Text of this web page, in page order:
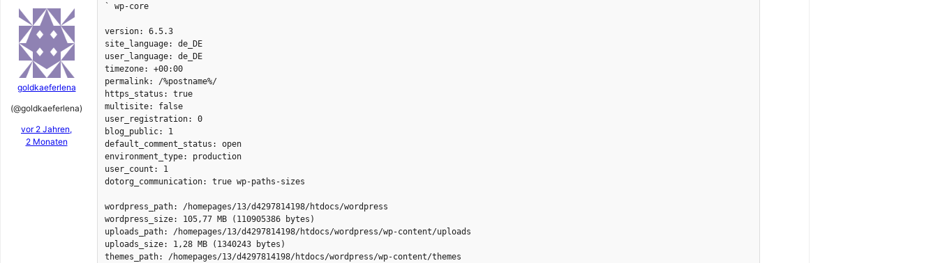
goldkaeferlena
(@goldkaeferlena)
vor 2 Jahren,
2 Monaten
` wp-core
version: 6.5.3
site_language: de_DE
user_language: de_DE
timezone: +00:00
permalink: /%postname%/
https_status: true
multisite: false
user_registration: 0
blog_public: 1
default_comment_status: open
environment_type: production
user_count: 1
dotorg_communication: true wp-paths-sizes
wordpress_path: /homepages/13/d4297814198/htdocs/wordpress
wordpress_size: 105,77 MB (110905386 bytes)
uploads_path: /homepages/13/d4297814198/htdocs/wordpress/wp-content/uploads
uploads_size: 1,28 MB (1340243 bytes)
themes_path: /homepages/13/d4297814198/htdocs/wordpress/wp-content/themes